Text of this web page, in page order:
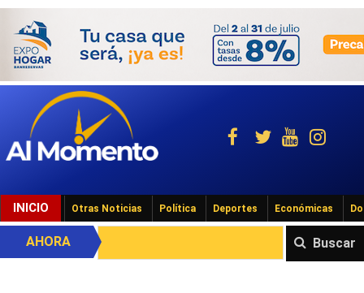
INICIO Otras Noticias Política Deportes Económicas
Buscar
AHORA